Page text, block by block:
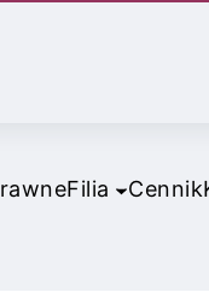
Filia Cennik